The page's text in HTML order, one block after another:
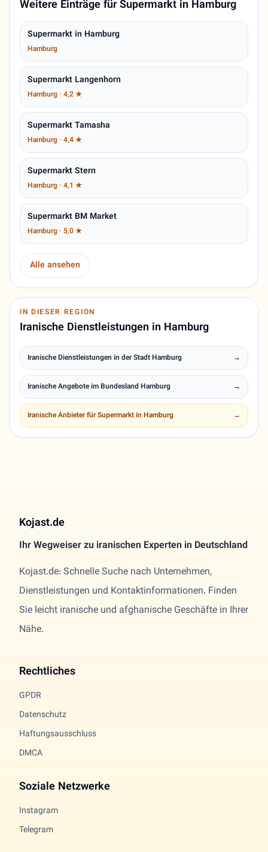
Weitere Einträge für Supermarkt in Hamburg
Supermarkt in Hamburg
Hamburg
Supermarkt Langenhorn
Hamburg · 4,2 ★
Supermarkt Tamasha
Hamburg · 4,4 ★
Supermarkt Stern
Hamburg · 4,1 ★
Supermarkt BM Market
Hamburg · 5,0 ★
Alle ansehen
IN DIESER REGION
Iranische Dienstleistungen in Hamburg
Iranische Dienstleistungen in der Stadt Hamburg →
Iranische Angebote im Bundesland Hamburg →
Iranische Anbieter für Supermarkt in Hamburg →
Kojast.de
Ihr Wegweiser zu iranischen Experten in Deutschland
Kojast.de: Schnelle Suche nach Unternehmen,
Dienstleistungen und Kontaktinformationen. Finden
Sie leicht iranische und afghanische Geschäfte in Ihrer
Nähe.
Rechtliches
GPDR
Datenschutz
Haftungsausschluss
DMCA
Soziale Netzwerke
Instagram
Telegram